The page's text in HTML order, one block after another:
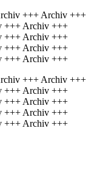
+++ Archiv +++
+++ Archiv +++
+++ Archiv +++
+++ Archiv +++
+++ Archiv +++
+++ Archiv +++
+++ Archiv +++
+++ Archiv +++
+++ Archiv +++
+++ Archiv +++